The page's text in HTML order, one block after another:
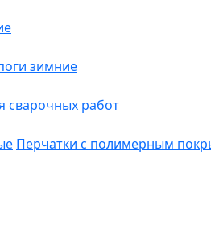
зимние
сварочных работ
Перчатки с полимерным